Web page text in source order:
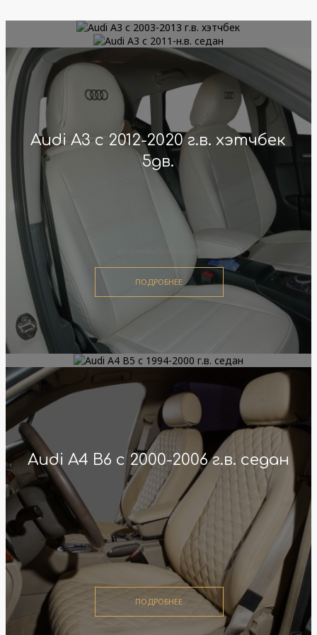
Audi A3 с 2003-2013 г.в. хэтчбек
Audi A3 с 2011-н.в. седан
Audi A3 с 2012-2020 г.в. хэтчбек
5дв.
ПОДРОБНЕЕ
Audi A4 B5 с 1994-2000 г.в. седан
ПОДРОБНЕЕ
Audi A4 B6 с 2000-2006 г.в. седан
ПОДРОБНЕЕ
ПОДРОБНЕЕ